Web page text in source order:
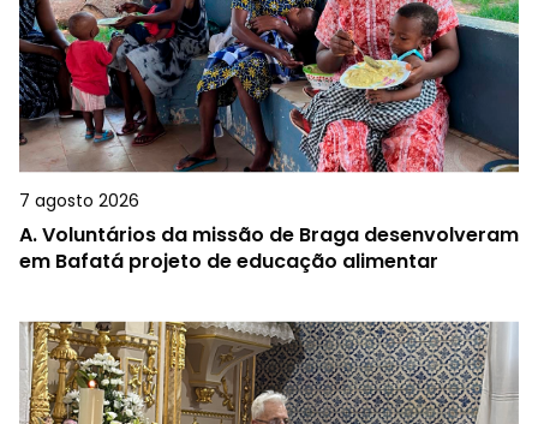
7 agosto 2026
A.Voluntários da missão de Braga desenvolveram
em Bafatá projeto de educação alimentar